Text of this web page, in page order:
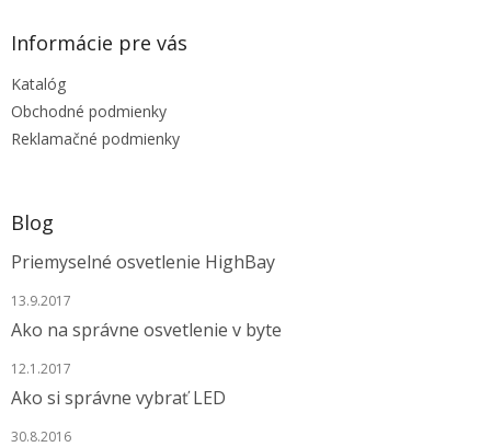
Informácie pre vás
Katalóg
Obchodné podmienky
Reklamačné podmienky
Blog
Priemyselné osvetlenie HighBay
13.9.2017
Ako na správne osvetlenie v byte
12.1.2017
Ako si správne vybrať LED
30.8.2016